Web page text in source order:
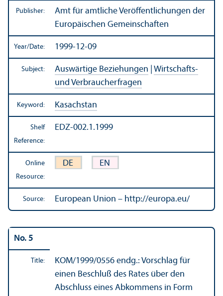
Publisher:
Amt für amtliche Veröffentlichungen der
Europäischen Gemeinschaften
Year/Date: 1999-12-09
Subject: Auswärtige Beziehungen
Wirtschafts-
und Verbraucherfragen
Keyword: Kasachstan
Shelf
Reference:
EDZ-002.1.1999
Online
Resource:
DE EN
Source: European Union – http://europa.eu/
No. 5
Title: KOM/1999/0556 endg.: Vorschlag für
einen Beschluß des Rates über den
Abschluss eines Abkommens in Form